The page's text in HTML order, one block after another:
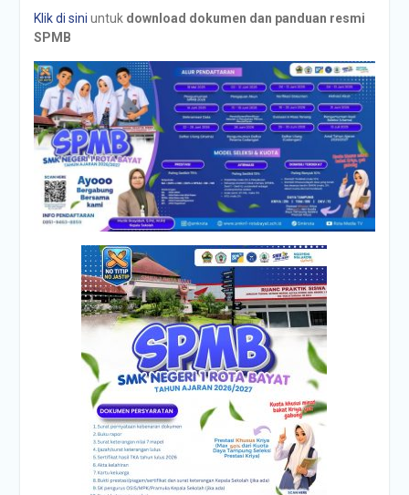
Klik di sini untuk download dokumen dan panduan resmi
SPMB